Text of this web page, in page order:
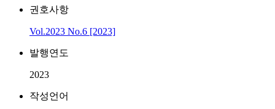
권호사항
Vol.2023 No.6 [2023]
발행연도
2023
작성언어